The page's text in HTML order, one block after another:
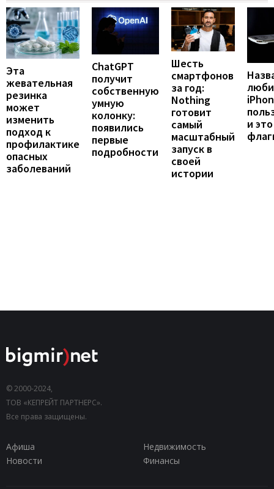
Эта
жевательная
резинка
может
изменить
подход к
профилактике
опасных
заболеваний
ChatGPT
получит
собственную
умную
колонку:
появились
первые
подробности
Шесть
смартфонов
за год:
Nothing
готовит
самый
масштабный
запуск в
своей
истории
и
© 2000-2024,
ТОВ «КЕПРЕЙТ ПАРТНЕРС».
Все права защищены.
Афиша
Недвижимость
Новости
Финансы